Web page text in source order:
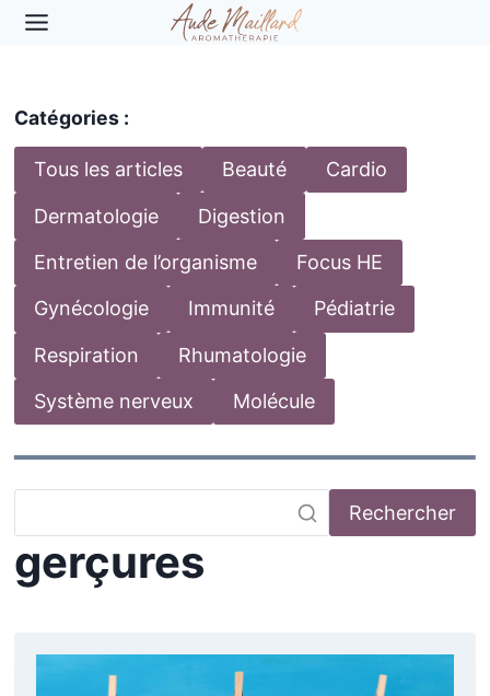
Aller
Catégories :
Tous les articles Beauté Cardio
Dermatologie Digestion
Entretien de l’organisme Focus HE
Gynécologie Immunité Pédiatrie
Respiration Rhumatologie
Système nerveux Molécule
Rechercher
gerçures